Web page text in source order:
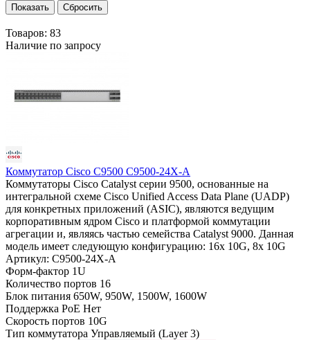
Товаров: 83
Наличие по запросу
Коммутатор Cisco C9500 C9500-24X-A
Коммутаторы Cisco Catalyst серии 9500, основанные на
интегральной схеме Cisco Unified Access Data Plane (UADP)
для конкретных приложений (ASIC), являются ведущим
корпоративным ядром Cisco и платформой коммутации
агрегации и, являясь частью семейства Catalyst 9000. Данная
модель имеет следующую конфигурацию: 16x 10G, 8x 10G
Артикул: C9500-24X-A
Форм-фактор 1U
Количество портов 16
Блок питания 650W, 950W, 1500W, 1600W
Поддержка PoE Нет
Скорость портов 10G
Тип коммутатора Управляемый (Layer 3)